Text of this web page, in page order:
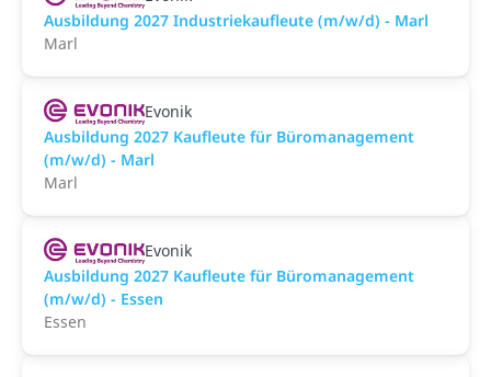
Ausbildung 2027 Industriekaufleute (m/w/d) - Marl
Marl
Evonik
Ausbildung 2027 Kaufleute für Büromanagement
(m/w/d) - Marl
Marl
Evonik
Ausbildung 2027 Kaufleute für Büromanagement
(m/w/d) - Essen
Essen